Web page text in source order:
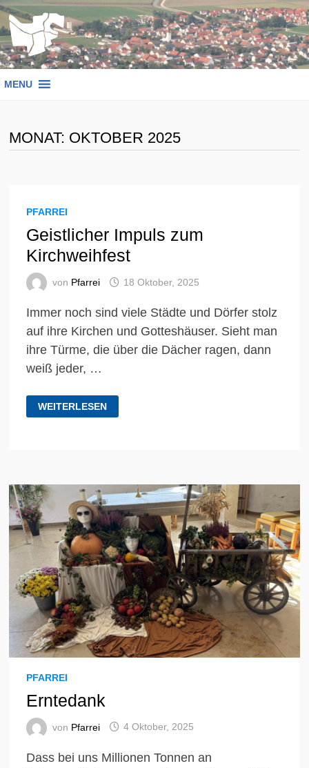
Zum
Inhalt
springen
MENU
MONAT: OKTOBER 2025
PFARREI
Geistlicher Impuls zum
Kirchweihfest
von Pfarrei 18 Oktober, 2025
Immer noch sind viele Städte und Dörfer stolz
auf ihre Kirchen und Gotteshäuser. Sieht man
ihre Türme, die über die Dächer ragen, dann
weiß jeder, …
GEISTLICHER
IMPULS
ZUM
WEITERLESEN
PFARREI
Erntedank
von Pfarrei 4 Oktober, 2025
Dass bei uns Millionen Tonnen an